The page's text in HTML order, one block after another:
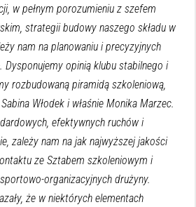
w pełnym porozumieniu z szefem
strategii budowy naszego składu w
nam na planowaniu i precyzyjnych
Dysponujemy opinią klubu stabilnego i
rozbudowaną piramidą szkoleniową,
Włodek i właśnie Monika Marzec.
efektywnych ruchów i
zależy nam na jak najwyższej jakości
ze Sztabem szkoleniowym i
organizacyjnych drużyny.
że w niektórych elementach